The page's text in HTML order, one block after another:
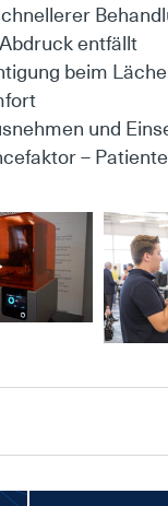
ent­fällt
beim
und
–